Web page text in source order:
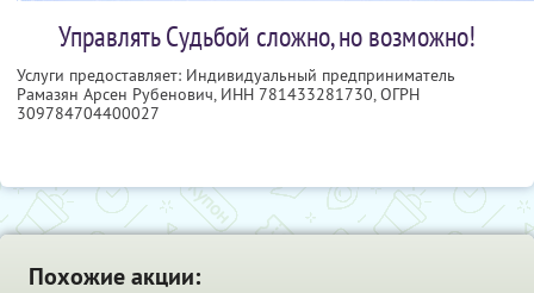
Управлять Судьбой сложно, но возможно!
Услуги предоставляет: Индивидуальный предприниматель
Рамазян Арсен Рубенович, ИНН 781433281730, ОГРН
309784704400027
Похожие акции: